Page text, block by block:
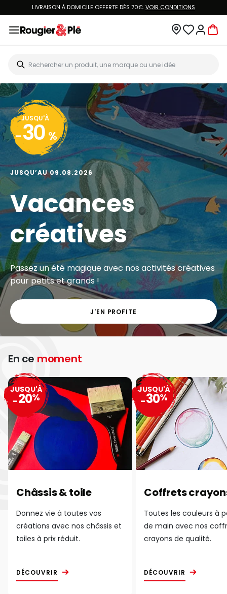
LIVRAISON À DOMICILE OFFERTE DÈS 70€.VOIR CONDITIONS
JUSQU'À
- 30 %
JUSQU’AU 09.08.2026
Vacances
créatives
Passez un été magique avec nos activités créatives
pour petits et grands !
J'EN PROFITE
En ce moment
Châssis & toile
Donnez vie à toutes vos
créations avec nos châssis et
toiles à prix réduit.
DÉCOUVRIR
JUSQU'À
-20%
Coffrets
Toutes les couleurs à
de main avec nos
crayons de qualité.
DÉCOUVRIR
JUSQU'À
-30%